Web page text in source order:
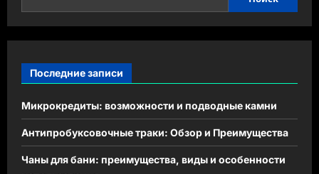
Последние записи
Микрокредиты: возможности и подводные камни
Антипробуксовочные траки: Обзор и Преимущества
Чаны для бани: преимущества, виды и особенности